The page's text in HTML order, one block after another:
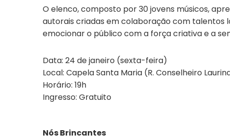
O elenco, composto por 30 jovens músicos,
autorais criadas em colaboração com talentos
emocionar o público com a força criativa e a
Data: 24 de janeiro (sexta-feira)
Local: Capela Santa Maria (R. Conselheiro
Horário: 19h
Ingresso: Gratuito
Nós Brincantes